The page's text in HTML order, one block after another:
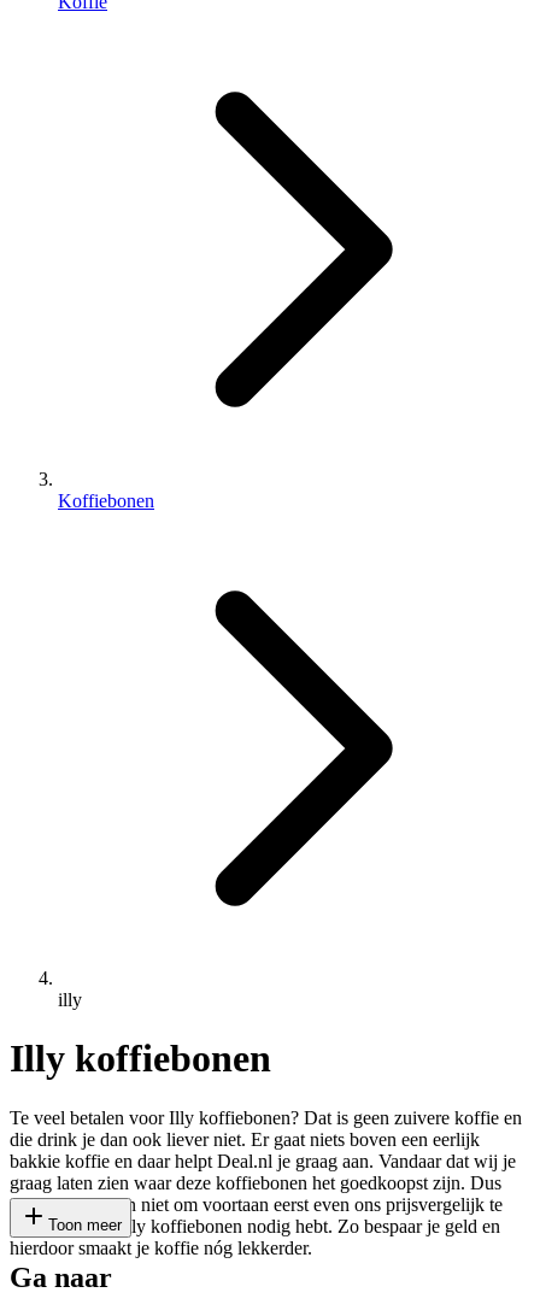
Koffiebonen
illy
Illy koffiebonen
Te veel betalen voor Illy koffiebonen? Dat is geen zuivere koffie en
die drink je dan ook liever niet. Er gaat niets boven een eerlijk
bakkie koffie en daar helpt Deal.nl je graag aan. Vandaar dat wij je
graag laten zien waar deze koffiebonen het goedkoopst zijn. Dus
vergeet voortaan niet om voortaan eerst even ons prijsvergelijk te
checken als je Illy koffiebonen nodig hebt. Zo bespaar je geld en
hierdoor smaakt je koffie nóg lekkerder.
Toon meer
Ga naar